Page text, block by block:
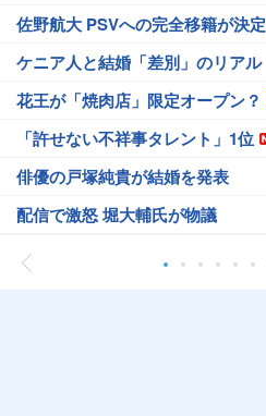
佐野航大 PSVへの完全移籍が決定
ケニア人と結婚「差別」のリアル
花王が「焼肉店」限定オープン？
「許せない不祥事タレント」1位
俳優の戸塚純貴が結婚を発表
配信で激怒 堀大輔氏が物議